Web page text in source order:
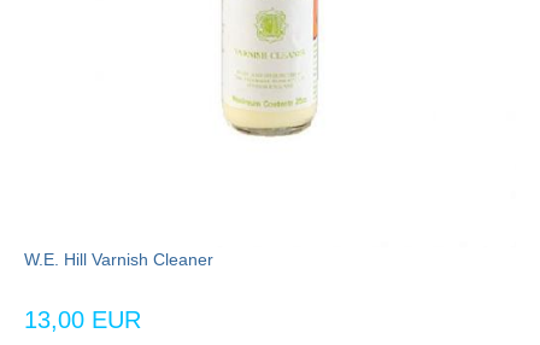
W.E. Hill Varnish Cleaner
13,00 EUR